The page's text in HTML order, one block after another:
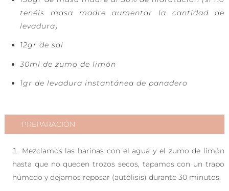
tenéis masa madre aumentar la cantidad de
levadura)
12gr de sal
30ml de zumo de limón
1gr de levadura instantánea de panadero
PREPARACIÓN
Mezclamos las harinas con el agua y el zumo de limón
hasta que no queden trozos secos, tapamos con un trapo
húmedo y dejamos reposar (autólisis) durante 30 minutos.